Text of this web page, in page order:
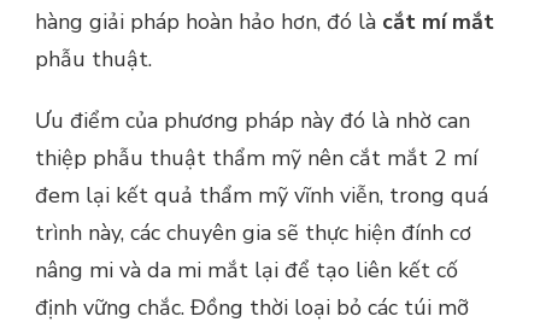
hàng giải pháp hoàn hảo hơn, đó là cắt mí mắt
phẫu thuật.
Ưu điểm của phương pháp này đó là nhờ can
thiệp phẫu thuật thẩm mỹ nên cắt mắt 2 mí
đem lại kết quả thẩm mỹ vĩnh viễn, trong quá
trình này, các chuyên gia sẽ thực hiện đính cơ
nâng mi và da mi mắt lại để tạo liên kết cố
định vững chắc. Đồng thời loại bỏ các túi mỡ